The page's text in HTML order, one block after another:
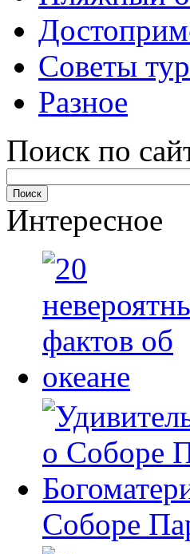
Советы
Разное
Поиск по
Интересное
Соборе